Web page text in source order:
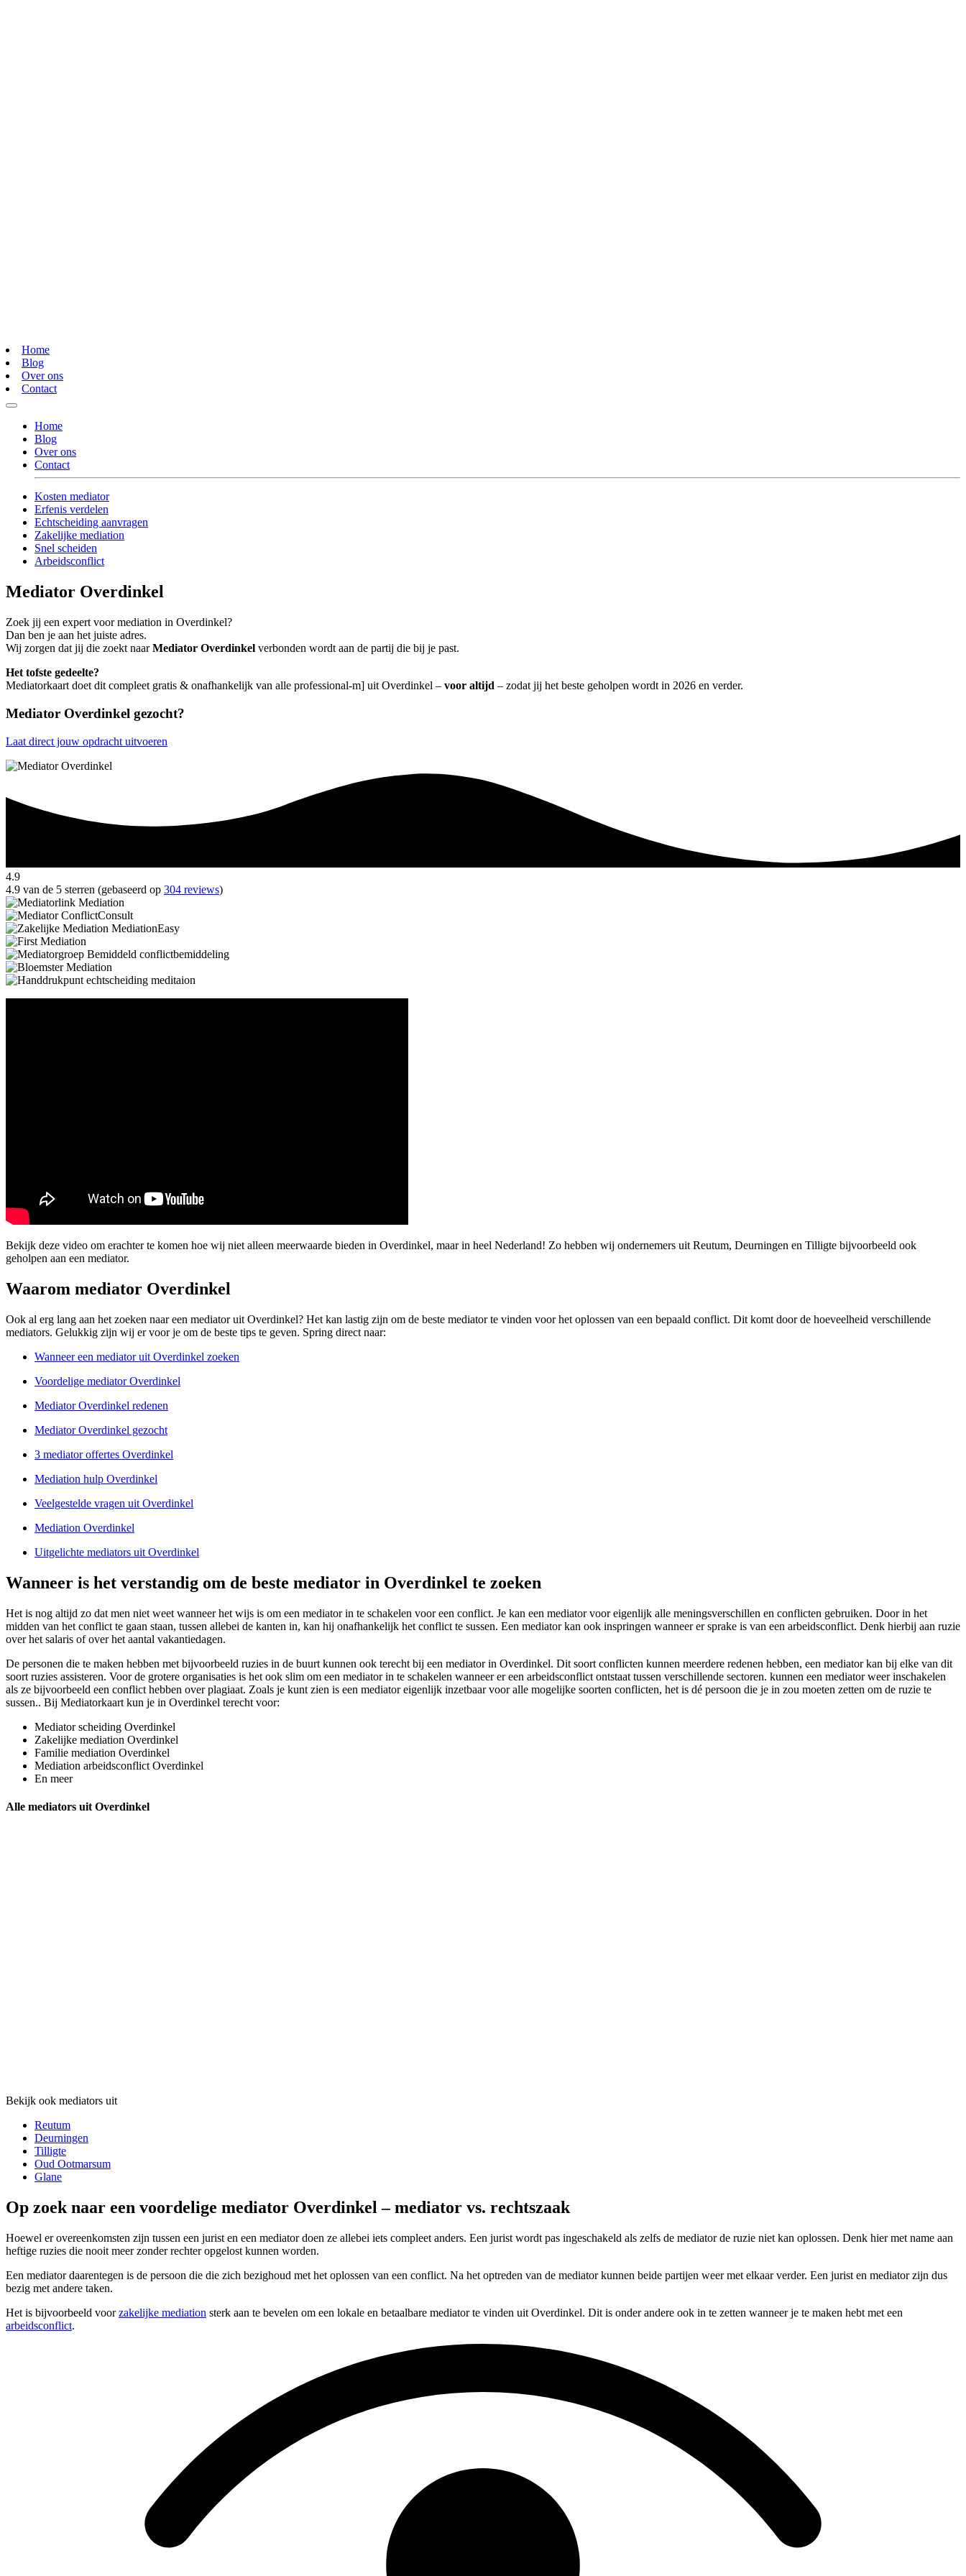
Home
Blog
Over ons
Contact
Home
Blog
Over ons
Contact
Kosten mediator
Erfenis verdelen
Echtscheiding aanvragen
Zakelijke mediation
Snel scheiden
Arbeidsconflict
Mediator Overdinkel
Zoek jij een expert voor mediation in Overdinkel?
Dan ben je aan het juiste adres.
Wij zorgen dat jij die zoekt naarMediator Overdinkel verbonden wordt aan de partij die bij je past.
Het tofste gedeelte?
Mediatorkaart doet dit compleet gratis & onafhankelijk van alle professional-m] uit Overdinkel – voor altijd – zodat jij het beste geholpen wordt in 2026 en verder.
Mediator Overdinkel gezocht?
Laat direct jouw opdracht uitvoeren
4.9
4.9 van de 5 sterren (gebaseerd op 304 reviews)
Bekijk deze video om erachter te komen hoe wij niet alleen meerwaarde bieden in Overdinkel, maar in heel Nederland! Zo hebben wij ondernemers uit Reutum, Deurningen en Tilligte bijvoorbeeld ook
geholpen aan een mediator.
Waarom mediator Overdinkel
Ook al erg lang aan het zoeken naar een mediator uit Overdinkel? Het kan lastig zijn om de beste mediator te vinden voor het oplossen van een bepaald conflict. Dit komt door de hoeveelheid verschillende
mediators. Gelukkig zijn wij er voor je om de beste tips te geven. Spring direct naar:
Wanneer een mediator uit Overdinkel zoeken
Voordelige mediator Overdinkel
Mediator Overdinkel redenen
Mediator Overdinkel gezocht
3 mediator offertes Overdinkel
Mediation hulp Overdinkel
Veelgestelde vragen uit Overdinkel
Mediation Overdinkel
Uitgelichte mediators uit Overdinkel
Wanneer is het verstandig om de beste mediator in Overdinkel te zoeken
Het is nog altijd zo dat men niet weet wanneer het wijs is om een mediator in te schakelen voor een conflict. Je kan een mediator voor eigenlijk alle meningsverschillen en conflicten gebruiken. Door in het
midden van het conflict te gaan staan, tussen allebei de kanten in, kan hij onafhankelijk het conflict te sussen. Een mediator kan ook inspringen wanneer er sprake is van een arbeidsconflict. Denk hierbij aan ruzie
over het salaris of over het aantal vakantiedagen.
De personen die te maken hebben met bijvoorbeeld ruzies in de buurt kunnen ook terecht bij een mediator in Overdinkel. Dit soort conflicten kunnen meerdere redenen hebben, een mediator kan bij elke van dit
soort ruzies assisteren. Voor de grotere organisaties is het ook slim om een mediator in te schakelen wanneer er een arbeidsconflict ontstaat tussen verschillende sectoren. kunnen een mediator weer inschakelen
als ze bijvoorbeeld een conflict hebben over plagiaat. Zoals je kunt zien is een mediator eigenlijk inzetbaar voor alle mogelijke soorten conflicten, het is dé persoon die je in zou moeten zetten om de ruzie te
sussen.. Bij Mediatorkaart kun je in Overdinkel terecht voor:
Mediator scheiding Overdinkel
Zakelijke mediation Overdinkel
Familie mediation Overdinkel
Mediation arbeidsconflict Overdinkel
En meer
Alle mediators uit Overdinkel
Bekijk ook mediators uit
Reutum
Deurningen
Tilligte
Oud Ootmarsum
Glane
Op zoek naar een voordelige mediator Overdinkel – mediator vs. rechtszaak
Hoewel er overeenkomsten zijn tussen een jurist en een mediator doen ze allebei iets compleet anders. Een jurist wordt pas ingeschakeld als zelfs de mediator de ruzie niet kan oplossen. Denk hier met name aan
heftige ruzies die nooit meer zonder rechter opgelost kunnen worden.
Een mediator daarentegen is de persoon die die zich bezighoud met het oplossen van een conflict. Na het optreden van de mediator kunnen beide partijen weer met elkaar verder. Een jurist en mediator zijn dus
bezig met andere taken.
Het is bijvoorbeeld voorzakelijke mediation sterk aan te bevelen om een lokale en betaalbare mediator te vinden uit Overdinkel. Dit is onder andere ook in te zetten wanneer je te maken hebt met een
arbeidsconflict.